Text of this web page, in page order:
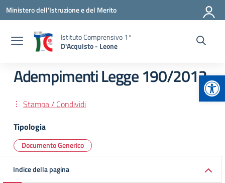
Vai ai contenuti
Vai al menu di navigazione
Vai al footer
Ministero dell'Istruzione e del Merito
Istituto Comprensivo 1°
D'Acquisto - Leone
Adempimenti Legge 190/2012
Stampa / Condividi
Tipologia
Documento Generico
Indice della pagina